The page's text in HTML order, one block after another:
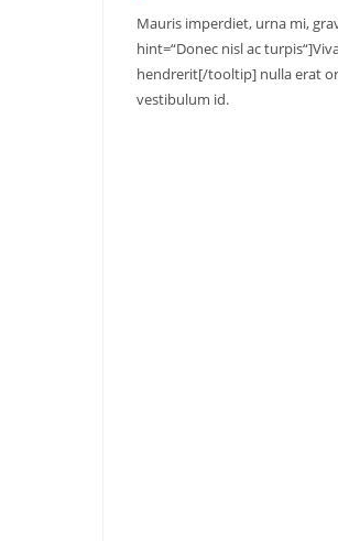
Mauris imperdiet, urna mi,
hint=“Donec nisl ac
hendrerit[/tooltip] nulla erat
vestibulum id.